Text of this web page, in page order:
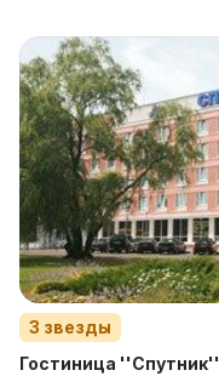
3 звезды
Гостиница ''Спутник''